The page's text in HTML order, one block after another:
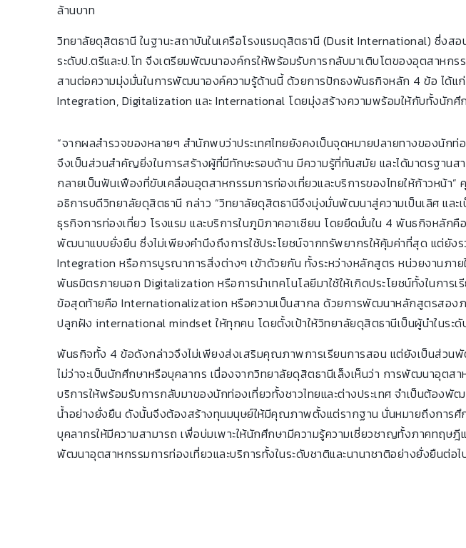
ล้านบาท
วิทยาลัยดุสิตธานี ในฐานะสถาบันในเครือโรงแรมดุสิตธานี (Dusit International) ซึ่งส
ระดับป.ตรีและป.โท จึงเตรียมพัฒนาองค์กรให้พร้อมรับการกลับมาเติบโตของอุตสาหกรร
สานต่อความมุ่งมั่นในการพัฒนาองค์ความรู้ด้านนี้ ด้วยการปักธงพันธกิจหลัก 4 ข้อ ได้แ
Integration, Digitalization และ International โดยมุ่งสร้างความพร้อมให้กับทั้งนักศึ
“จากผลสำรวจของหลายๆ สำนักพบว่าประเทศไทยยังคงเป็นจุดหมายปลายทางของนักท่
จึงเป็นส่วนสำคัญยิ่งในการสร้างผู้ที่มีทักษะรอบด้าน มีความรู้ที่ทันสมัย และได้มาตรฐานส
กลายเป็นฟันเฟืองที่ขับเคลื่อนอุตสาหกรรมการท่องเที่ยวและบริการของไทยให้ก้าวหน้า”
อธิการบดีวิทยาลัยดุสิตธานี กล่าว “วิทยาลัยดุสิตธานีจึงมุ่งมั่นพัฒนาสู่ความเป็นเลิศ และ
ธุรกิจการท่องเที่ยว โรงแรม และบริการในภูมิภาคอาเซียน โดยยึดมั่นใน 4 พันธกิจหลัก
พัฒนาแบบยั่งยืน ซึ่งไม่เพียงคำนึงถึงการใช้ประโยชน์จากทรัพยากรให้คุ้มค่าที่สุด แต่ยั
Integration หรือการบูรณาการสิ่งต่างๆ เข้าด้วยกัน ทั้งระหว่างหลักสูตร หน่วยงานภา
พันธมิตรภายนอก Digitalization หรือการนำเทคโนโลยีมาใช้ให้เกิดประโยชน์ทั้งในการเ
ข้อสุดท้ายคือ Internationalization หรือความเป็นสากล ด้วยการพัฒนาหลักสูตรสองภ
ปลูกฝัง international mindset ให้ทุกคน โดยตั้งเป้าให้วิทยาลัยดุสิตธานีเป็นผู้นำในระดั
พันธกิจทั้ง 4 ข้อดังกล่าวจึงไม่เพียงส่งเสริมคุณภาพการเรียนการสอน แต่ยังเป็นส่วน
ไม่ว่าจะเป็นนักศึกษาหรือบุคลากร เนื่องจากวิทยาลัยดุสิตธานีเล็งเห็นว่า การพัฒนาอุตสา
บริการให้พร้อมรับการกลับมาของนักท่องเที่ยวทั้งชาวไทยและต่างประเทศ จำเป็นต้องพั
น้ำอย่างยั่งยืน ดังนั้นจึงต้องสร้างทุนมนุษย์ให้มีคุณภาพตั้งแต่รากฐาน นั่นหมายถึงการศึ
บุคลากรให้มีความสามารถ เพื่อบ่มเพาะให้นักศึกษามีความรู้ความเชี่ยวชาญทั้งภาคทฤษฎี
พัฒนาอุตสาหกรรมการท่องเที่ยวและบริการทั้งในระดับชาติและนานาชาติอย่างยั่งยืนต่อไ